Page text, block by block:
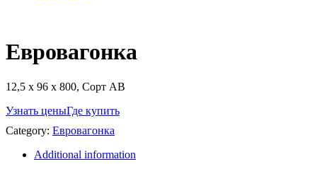
Евровагонка
12,5 х 96 х 800, Сорт АВ
Узнать ценыГде купить
Category: Евровагонка
Additional information